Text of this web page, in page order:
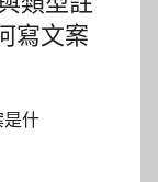
寫文案
什